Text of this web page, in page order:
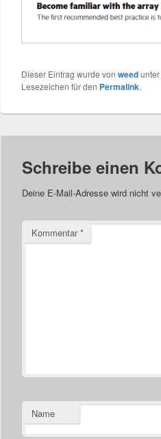
Dieser Eintrag wurde von weedunter
Lesezeichen für den Permalink.
Schreibe einen
Deine E-Mail-Adresse wird nicht
Kommentar*
Name